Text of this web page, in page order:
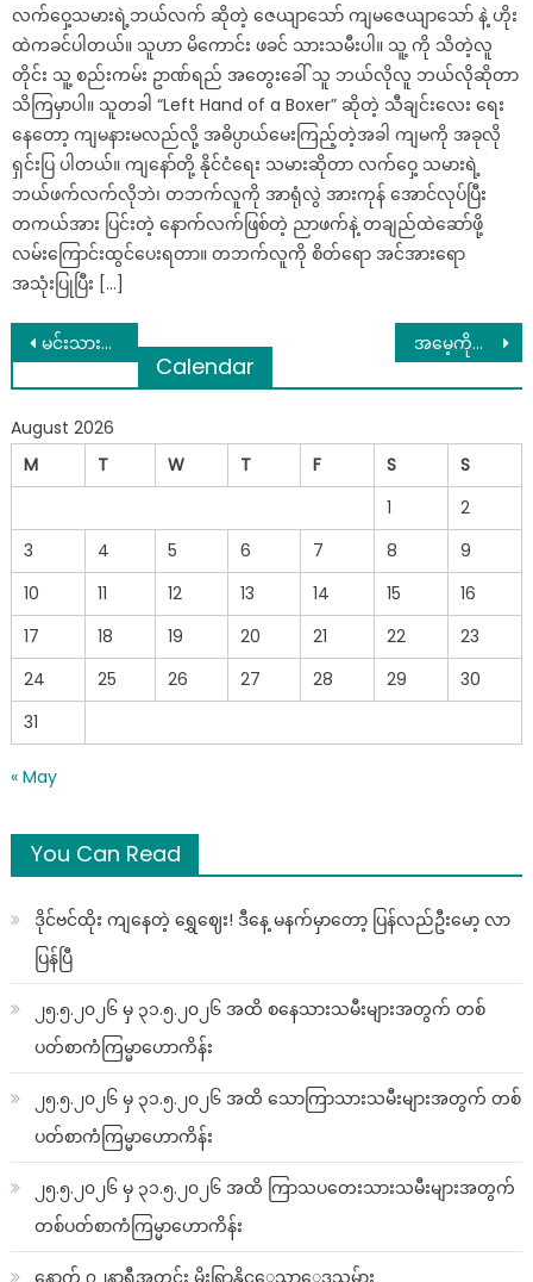
လက်ဝှေ့သမားရဲ့ဘယ်လက် ဆိုတဲ့ ဇေယျာသော် ကျမ‌ဇေယျာသော် နဲ့ ဟိုး
ထဲကခင်ပါတယ်။ သူဟာ မိကောင်း ဖခင် သားသမီးပါ။ သူ့ ကို သိတဲ့လူ
တိုင်း သူ့ စည်းကမ်း ဥာဏ်ရည် အတွေးခေါ် သူ ဘယ်လိုလူ ဘယ်လိုဆိုတာ
သိကြမှာပါ။ သူတခါ “Left Hand of a Boxer” ဆိုတဲ့ သီချင်းလေး ရေး
နေတော့ ကျမနားမလည်လို့ အဓိပ္ပာယ်မေးကြည့်တဲ့အခါ ကျမကို အခုလို
ရှင်းပြ ပါတယ်။ ကျနော်တို့ နိုင်ငံရေး သမားဆိုတာ လက်ဝှေ့ သမားရဲ့
ဘယ်ဖက်လက်လိုဘဲ၊ တဘက်လူကို အာရုံလွဲ အားကုန် အောင်လုပ်ပြီး
တကယ်အား ပြင်းတဲ့ နောက်လက်ဖြစ်တဲ့ ညာဖက်နဲ့ တချည်ထဲဆော်ဖို့
လမ်းကြောင်းထွင်ပေးရတာ။ တဘက်လူကို စိတ်ရော အင်အားရော
အသုံးပြုပြီး […]
Post
navigation
မင်းသားပိုင်တံခွန်အတွက်၀မ်းသားစရာသတင်းကောင်း အမေ့ကိုပါ ရောဂါကူးချင် ကူးပါစေတော့ဆရာမတွေကို ပြောပြီး သမီးလေးနဲ့အတူ အမေဘေးမှာ ရှိနေပေးမယ်နော်တဲ့
Calendar
August 2026
M
T W T F S
S
1
2
3
4 5 6 7 8
9
10
11 12 13 14 15
16
17
18 19 20 21 22
23
24
25 26 27 28 29
30
31
« May
You Can Read
ဒိုင်ဗင်ထိုး ကျနေတဲ့ ရွှေဈေး! ဒီနေ့ မနက်မှာတော့ ပြန်လည်ဦးမော့ လာ
ပြန်ပြီ
၂၅.၅.၂၀၂၆ မှ ၃၁.၅.၂၀၂၆ အထိ စနေသားသမီးများအတွက် တစ်
ပတ်စာကံကြမ္မာဟောကိန်း
၂၅.၅.၂၀၂၆ မှ ၃၁.၅.၂၀၂၆ အထိ သောကြာသားသမီးများအတွက် တစ်
ပတ်စာကံကြမ္မာဟောကိန်း
၂၅.၅.၂၀၂၆ မှ ၃၁.၅.၂၀၂၆ အထိ ကြာသပတေးသားသမီးများအတွက်
တစ်ပတ်စာကံကြမ္မာဟောကိန်း
နောက် ၇၂နာရီအတွင်း မိုးရြာနိုင္ေသာေဒသမ်ား